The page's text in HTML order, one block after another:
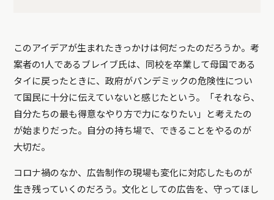
このアイデアが生まれたきっかけは何だったのだろうか。考
案者の1人であるブレイブ氏は、同校を卒業して母国である
タイに戻ったときに、政府がパンデミックの危険性につい
て国民に十分に伝えていないと感じたという。「それなら、
自分たちの最も得意なやり方で力になりたい」と考えたの
が始まりだった。自分の持ち場で、できることをやるのが
大切だ。
コロナ禍のなか、広告制作の現場も変化に対応したものが
生き残っていくのだろう。文化としての広告を、守ってほし